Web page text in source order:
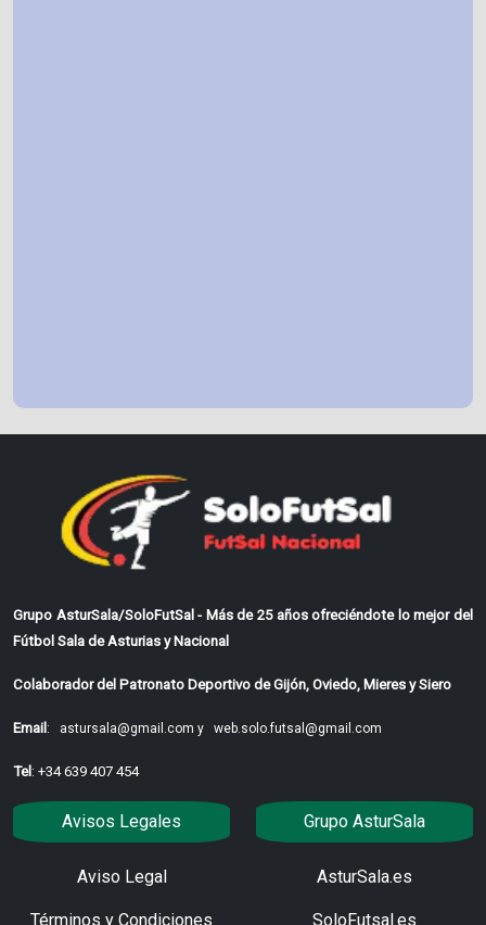
Grupo AsturSala/SoloFutSal - Más de 25 años ofreciéndote lo mejor del
Fútbol Sala de Asturias y Nacional
Colaborador del Patronato Deportivo de Gijón, Oviedo, Mieres y Siero
Email: astursala@gmail.com y web.solo.futsal@gmail.com
Tel: +34 639 407 454
Avisos Legales
Aviso Legal
Términos y Condiciones
Grupo AsturSala
AsturSala.es
SoloFutsal.es